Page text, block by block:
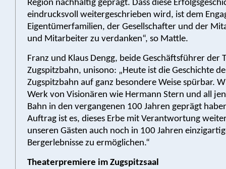
Region nachhaltig geprägt. Dass diese
eindrucksvoll weitergeschrieben wird, ist dem
Eigentümerfamilien, der Gesellschafter und der
und Mitarbeiter zu verdanken“, so Mattle.
Franz und Klaus Dengg, beide Geschäftsführer der
Zugspitzbahn, unisono: „Heute ist die Geschichte
Zugspitzbahn auf ganz besondere Weise spürbar.
Werk von Visionären wie Hermann Stern und all
Bahn in den vergangenen 100 Jahren geprägt
Auftrag ist es, dieses Erbe mit Verantwortung
unseren Gästen auch noch in 100 Jahren
Bergerlebnisse zu ermöglichen.“
Theaterpremiere im Zugspitzsaal